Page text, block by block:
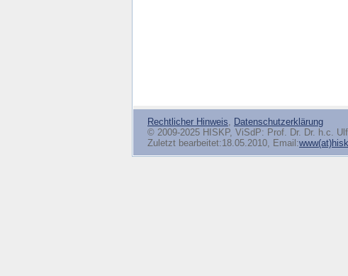
Rechtlicher Hinweis, Datenschutzerklärung
© 2009-2025 HISKP, ViSdP: Prof. Dr. Dr. h.c.
Zuletzt bearbeitet:18.05.2010, Email: